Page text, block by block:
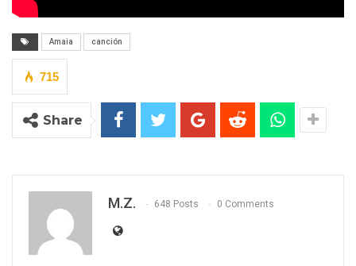
Amaia canción
715
Share
M.Z. 648 Posts 0 Comments